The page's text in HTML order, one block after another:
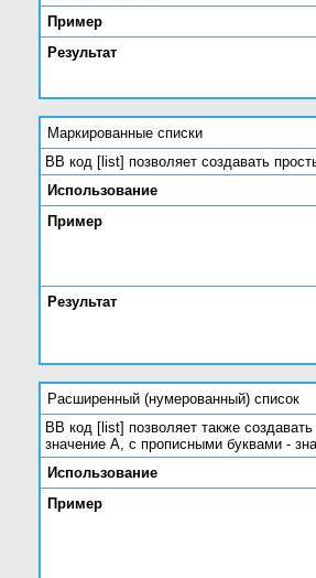
Пример
Результат
Маркированные списки
BB код [list] позволяет создавать
Использование
Пример
Результат
Расширенный (нумерованный) список
BB код [list] позволяет также
значение A, с прописными буквами -
Использование
Пример